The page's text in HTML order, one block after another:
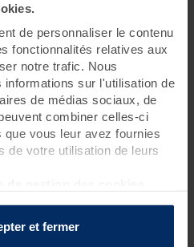
de personnaliser le contenu
fonctionnalités relatives aux
notre trafic. Nous
informations sur l'utilisation de
de médias sociaux, de
combiner celles-ci
vous leur avez fournies
de votre utilisation de leurs
et fermer
cristaux de mer ou à la gelée
d'algues laminaires sur matelas
?